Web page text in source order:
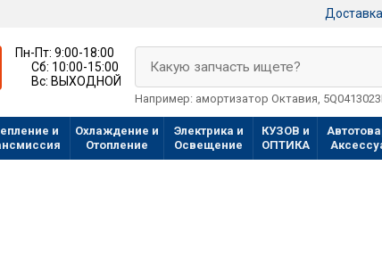
Пн-Пт:9:00-18:00
Сб: 10:00-15:00
Вс: ВЫХОДНОЙ
Какую запчасть ищете?
Например: амортизатор Октавия,
и
Охлаждение и
Отопление
Электрика и
Освещение
КУЗОВ и
ОПТИКА